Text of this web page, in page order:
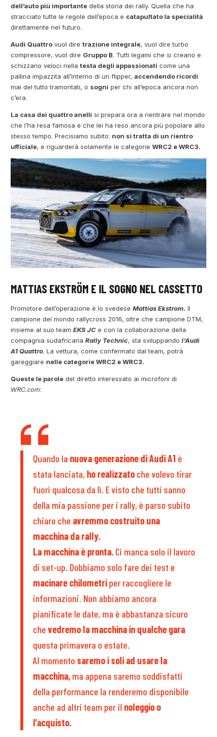
dell’auto più importante della storia dei rally. Quella che ha
stracciato tutte le regole dell’epoca e catapultato la specialità
direttamente nel futuro.
Audi Quattro vuol diretrazione integrale, vuol dire turbo
compressore, vuol dire Gruppo B. Tutti legami che si creano e
schizzano veloci nellatesta degli appassionati come una
pallina impazzita all’interno di un flipper,accendendo ricordi
mai del tutto tramontati, o sogni per chi all’epoca ancora non
c’era.
La casa dei quattro anelli si prepara ora a rientrare nel mondo
che l’ha resa famosa e che lei ha reso ancora più popolare allo
stesso tempo. Precisiamo subito: non si tratta di un rientro
ufficiale, e riguarderà solamente le categorieWRC2 e WRC3.
MATTIAS EKSTRÖM E IL SOGNO NEL CASSETTO
Promotore dell’operazione è lo svedeseMattias Ekstrom. Il
campione del mondo rallycross 2016, oltre che campione DTM,
insieme al suo teamEKS JC e con la collaborazione della
compagnia sudafricanaRally Technic, sta sviluppandol’Audi
A1 Quattro. La vettura, come confermato dal team, potrà
gareggiare nelle categorie WRC2 e WRC3.
Queste le parole del diretto interessato ai microfoni di
WRC.com:
Quando la nuova generazione di Audi A1 è
stata lanciata, ho realizzato che volevo tirar
fuori qualcosa da lì. E visto che tutti sanno
della mia passione per i rally, è parso subito
chiaro che avremmo costruito una
macchina da rally.
La macchina è pronta. Ci manca solo il lavoro
di set-up. Dobbiamo solo fare dei test e
macinare chilometri per raccogliere le
informazioni. Non abbiamo ancora
pianificate le date, ma è abbastanza sicuro
chevedremo la macchina in qualche gara
questa primavera o estate.
Al momento saremo i soli ad usare la
macchina, ma appena saremo soddisfatti
della performance la renderemo disponibile
anche ad altri team per il noleggio o
l’acquisto.